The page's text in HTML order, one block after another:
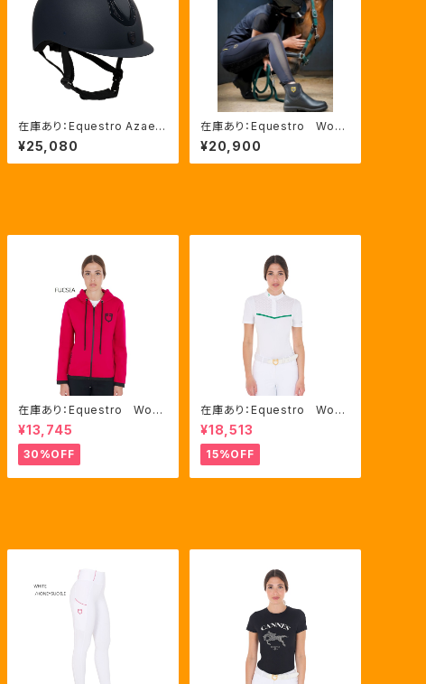
在庫あり：Equestro Azael
ユニセックスヘルメットNAVY/
NAVYSHINY XLサイズ（ET
U02011）
¥25,080
在庫あり：Equestro Wom
en’ｓ メッシュインサート
フルグリップレギンス（ETW0
0170）
¥20,900
在庫あり：Equestro Wom
en's インターロックフロン
トジップ フーディ ピンク・
ブルー2色（ETW00046）
¥13,745
30%OFF
在庫あり：Equestro Wom
en's レース風競技用シャ
ツ Mサイズのみ（ETW002
21）
¥18,513
15%OFF